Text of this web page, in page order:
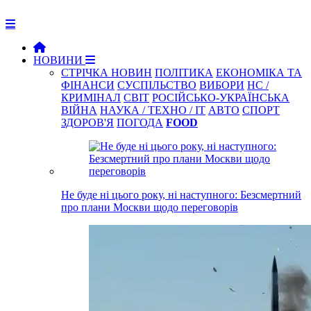
НОВИНИ
СТРІЧКА НОВИН ПОЛІТИКА ЕКОНОМІКА ТА
ФІНАНСИ СУСПІЛЬСТВО ВИБОРИ НС /
КРИМІНАЛ СВІТ РОСІЙСЬКО-УКРАЇНСЬКА
ВІЙНА НАУКА / ТЕХНО / IT АВТО СПОРТ
ЗДОРОВ'Я ПОГОДА FOOD
Не буде ні цього року, ні наступного: Безсмертний
про плани Москви щодо переговорів